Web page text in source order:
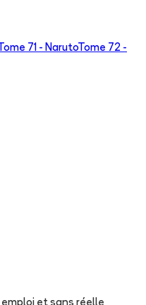
71 - NarutoTome 72 -